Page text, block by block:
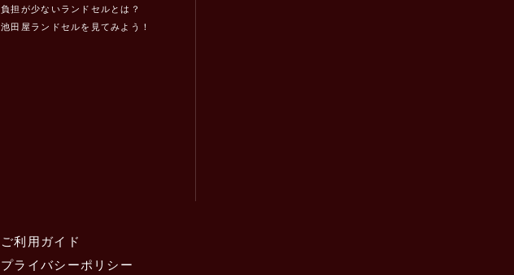
負担が少ないランドセルとは？
池田屋ランドセルを見てみよう！
ご利用ガイド
プライバシーポリシー